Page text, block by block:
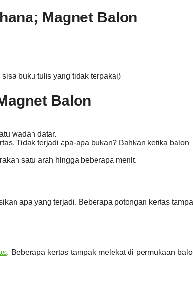
Magnet Balon
buku tulis yang tidak terpakai)
Balon
wadah datar.
Tidak terjadi apa-apa bukan? Bahkan ketika balon
satu arah hingga beberapa menit.
apa yang terjadi. Beberapa potongan kertas
. Beberapa kertas tampak melekat di permukaan